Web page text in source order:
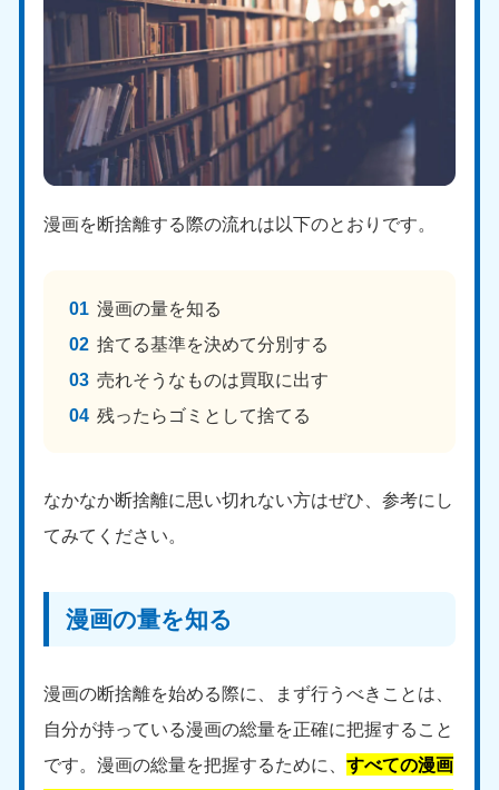
漫画を断捨離する際の流れは以下のとおりです。
漫画の量を知る
捨てる基準を決めて分別する
売れそうなものは買取に出す
残ったらゴミとして捨てる
なかなか断捨離に思い切れない方はぜひ、参考にし
てみてください。
漫画の量を知る
漫画の断捨離を始める際に、まず行うべきことは、
自分が持っている漫画の総量を正確に把握すること
です。漫画の総量を把握するために、すべての漫画